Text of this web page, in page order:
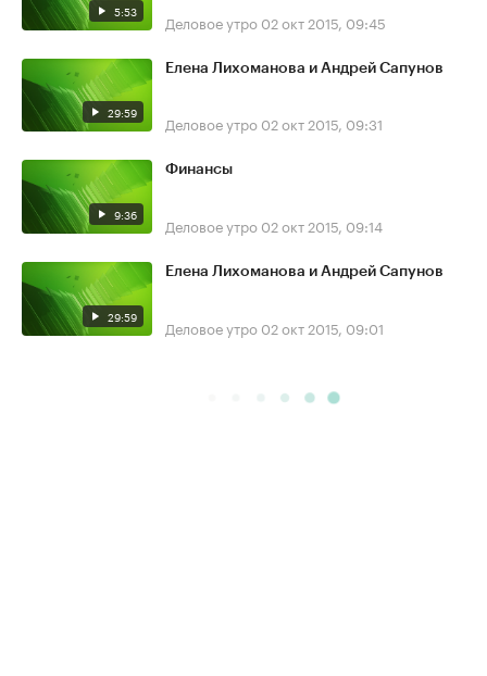
5:53 Деловое утро 02 окт 2015, 09:45
29:59
Елена Лихоманова и Андрей Сапунов
Деловое утро 02 окт 2015, 09:31
9:36
Финансы
Деловое утро 02 окт 2015, 09:14
29:59
Елена Лихоманова и Андрей Сапунов
Деловое утро 02 окт 2015, 09:01